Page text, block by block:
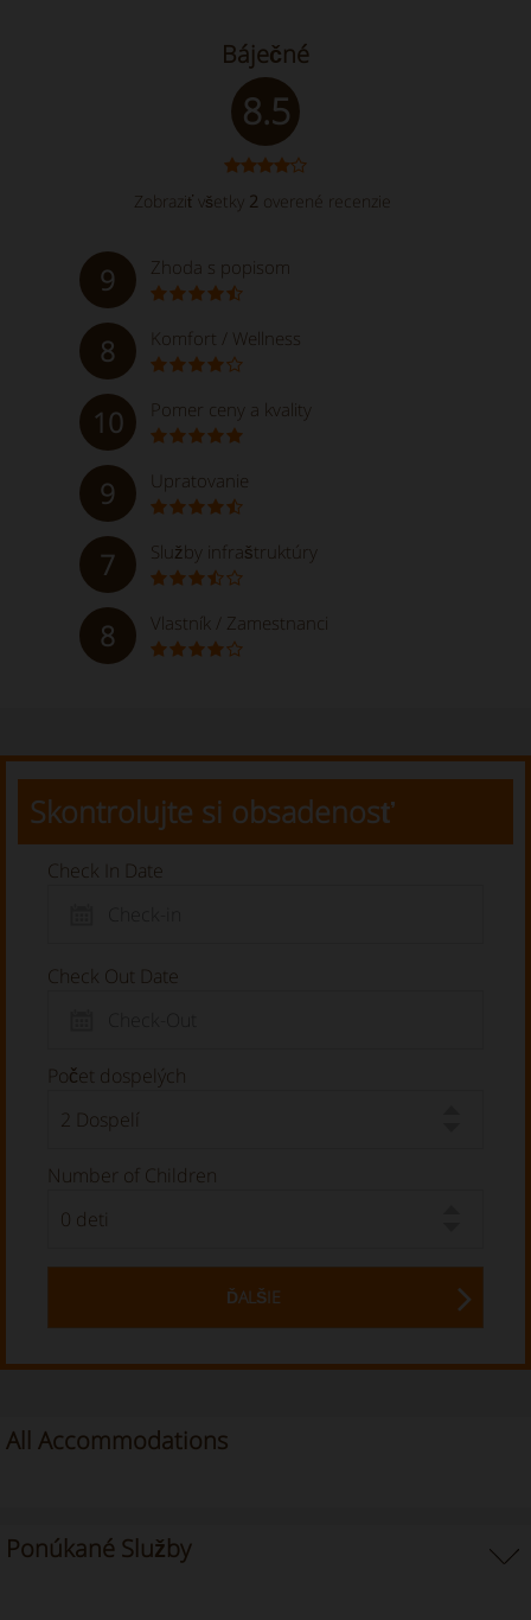
8.5
Báječné
Zobraziť všetky 2 overené recenzie
9 Zhoda s popisom
8 Komfort / Wellness
10 Pomer ceny a kvality
9 Upratovanie
7 Služby infraštruktúry
8 Vlastník / Zamestnanci
Skontrolujte si obsadenosť
Check In Date
Check Out Date
Počet dospelých
Number of Children
ĎALŠIE
All Accommodations
Ponúkané Služby